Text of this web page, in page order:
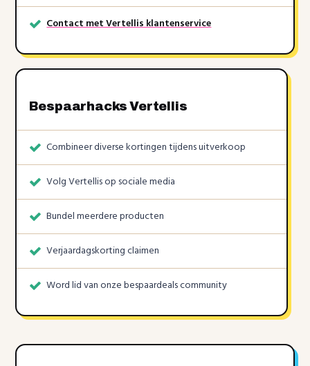
Contact met Vertellis klantenservice
Bespaarhacks Vertellis
Combineer diverse kortingen tijdens uitverkoop
Volg Vertellis op sociale media
Bundel meerdere producten
Verjaardagskorting claimen
Word lid van onze bespaardeals community